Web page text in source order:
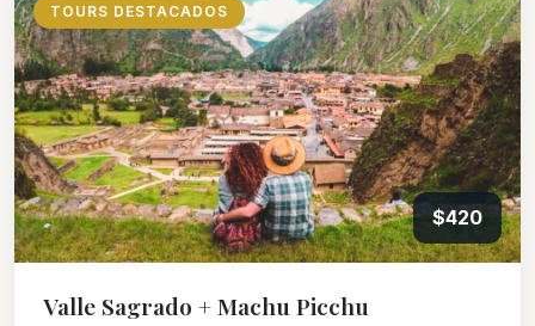
TOURS DESTACADOS
$420
Valle Sagrado + Machu Picchu